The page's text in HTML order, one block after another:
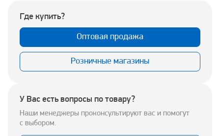
Где купить?
Оптовая продажа
Розничные магазины
У Вас есть вопросы по товару?
Наши менеджеры проконсультируют вас и помогут
с выбором.